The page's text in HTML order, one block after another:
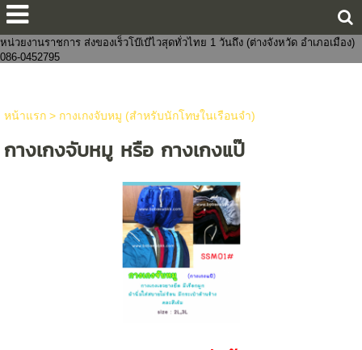
ขายส่งกางเกงในแฟชั่นงานจีนไทย 8 บาทราคาหน้าโรงงาน มีทั้งชายและหญิง
งานแฟชั่น ถูกกว่าโบ๊เบ๊ หาสินค้าจัดเซตบริจาค-งานบุญจัดส่งถึงที่ จัดหาสินค้าให้
หน่วยงานราชการ ส่งของเร็วโบ๊เบ๊ไวสุดทั่วไทย 1 วันถึง (ต่างจังหวัด อำเภอเมือง)
086-0452795
หน้าแรก> กางเกงจับหมู (สำหรับนักโทษในเรือนจำ)
กางเกงจับหมู หรือ กางเกงแป๊